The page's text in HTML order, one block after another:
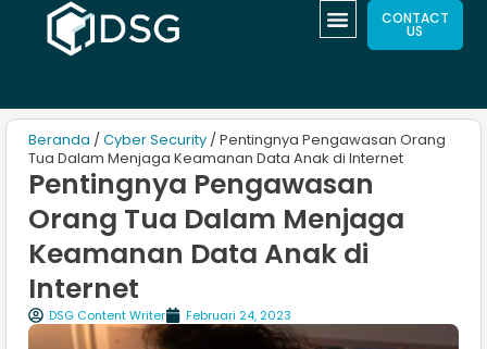
CONTACT
US
Beranda / Cyber Security / Pentingnya Pengawasan Orang
Tua Dalam Menjaga Keamanan Data Anak di Internet
Pentingnya Pengawasan
Orang Tua Dalam Menjaga
Keamanan Data Anak di
Internet
DSG Content Writer Februari 24, 2023